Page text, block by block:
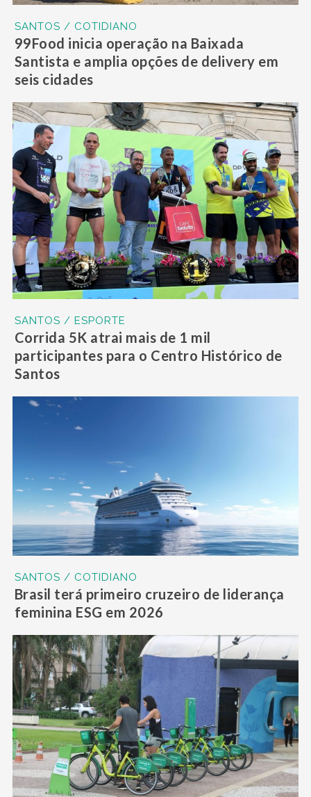
SANTOS / COTIDIANO
99Food inicia operação na Baixada
Santista e amplia opções de delivery em
seis cidades
SANTOS / ESPORTE
Corrida 5K atrai mais de 1 mil
participantes para o Centro Histórico de
Santos
SANTOS / COTIDIANO
Brasil terá primeiro cruzeiro de liderança
feminina ESG em 2026